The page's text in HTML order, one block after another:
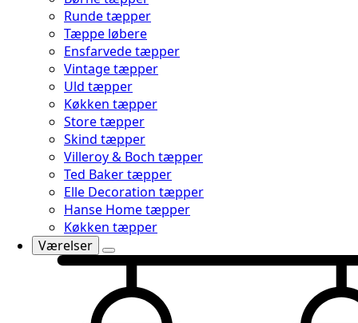
Runde tæpper
Tæppe løbere
Ensfarvede tæpper
Vintage tæpper
Uld tæpper
Køkken tæpper
Store tæpper
Skind tæpper
Villeroy & Boch tæpper
Ted Baker tæpper
Elle Decoration tæpper
Hanse Home tæpper
Køkken tæpper
Værelser